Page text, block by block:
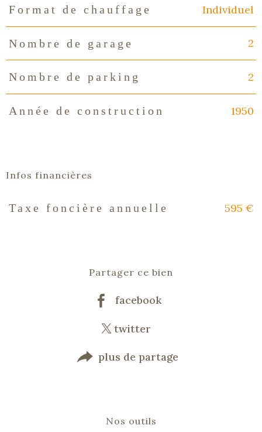
Format de chauffage Individuel
Nombre de garage 2
Nombre de parking 2
Année de construction 1950
Infos financières
Caractéristiques Valeurs
Taxe foncière annuelle 595 €
Partager ce bien
facebook
twitter
plus de partage
Nos outils